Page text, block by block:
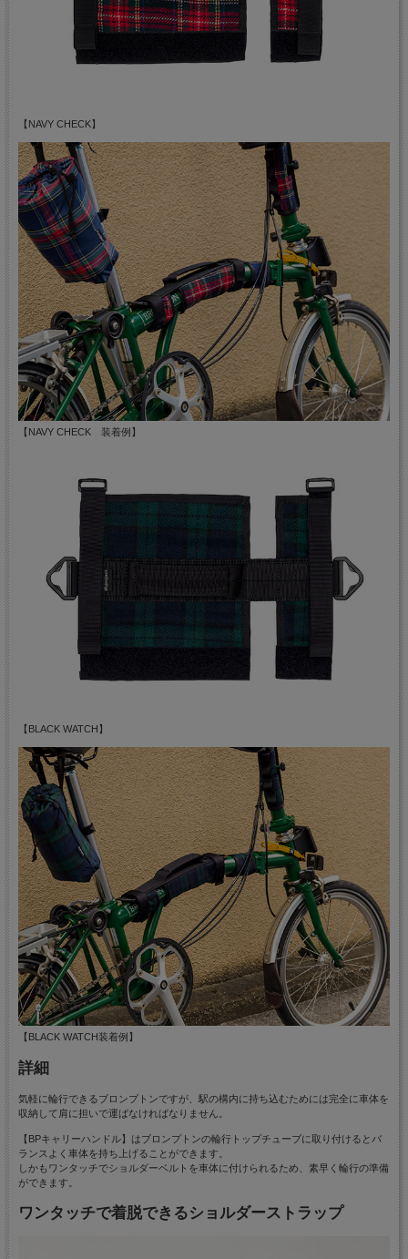
【NAVY CHECK】
【NAVY CHECK 装着例】
【BLACK WATCH】
【BLACK WATCH装着例】
詳細
気軽に輪行できるブロンプトンですが、駅の構内に持ち込むためには完全に車体を
収納して肩に担いで運ばなければなりません。
【BPキャリーハンドル】はブロンプトンの輪行トップチューブに取り付けるとバ
ランスよく車体を持ち上げることができます。
しかもワンタッチでショルダーベルトを車体に付けられるため、素早く輪行の準備
ができます。
ワンタッチで着脱できるショルダーストラップ